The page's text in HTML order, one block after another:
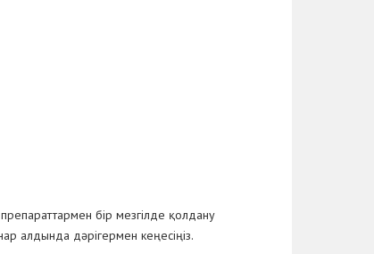
бір мезгілде қолдану
алдында дәрігермен кеңесіңіз.